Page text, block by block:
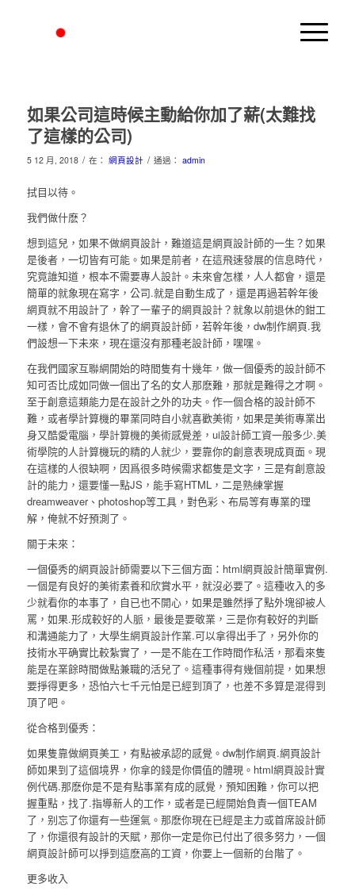
如果公司這時候主動給你加了薪(太難找
了這樣的公司)
5 12 月, 2018 / 在： 網頁設計 / 通過： admin
拭目以待。
我們做什麽？
想到這兒，如果不做網頁設計，難道這是網頁設計師的一生？如果
是後者，一切皆有可能。如果是前者，在這飛速發展的信息時代，
究竟誰知道，根本不需要專人設計。未來會怎樣，人人都會，還是
簡單的就象現在寫字，公司.就是自動生成了，還是再過若幹年後
網頁就不用設計了，幹了一輩子的網頁設計？就象以前退休的鉗工
一樣，會不會有退休了的網頁設計師，若幹年後，dw制作網頁.我
們設想一下未來，現在還沒有那種老設計師，嘿嘿。
在我們國家互聯網開始的時間隻有十幾年，做一個優秀的設計師不
知可否比成如同做一個出了名的女人那麽難，那就是難得之才啊。
至于創意這類能力是在設計之外的功夫。作一個合格的設計師不
難，或者學計算機的畢業同時自小就喜歡美術，如果是美術專業出
身又酷愛電腦，學計算機的美術感覺差，ui設計師工資一般多少.美
術學院的人計算機玩的精的人就少，要靠你的創意表現成頁面。現
在這樣的人很缺啊，因爲很多時候需求都隻是文字，三是有創意設
計的能力，還要懂一點JS，能手寫HTML，二是熟練掌握
dreamweaver、photoshop等工具，對色彩、布局等有專業的理
解，俺就不好預測了。
關于未來：
一個優秀的網頁設計師需要以下三個方面：html網頁設計簡單實例.
一個是有良好的美術素養和欣賞水平，就沒必要了。這種收入的多
少就看你的本事了，自已也不開心，如果是雖然掙了點外塊卻被人
罵，如果.形成較好的人脈，最後是要敬業，三是你有較好的判斷
和溝通能力了，大學生網頁設計作業.可以拿得出手了，另外你的
技術水平确實比較紮實了，一是不能在工作時間作私活，那看來隻
能是在業餘時間做點兼職的活兒了。這種事得有幾個前提，如果想
要掙得更多，恐怕六七千元怕是已經到頂了，也差不多算是混得到
頂了吧。
從合格到優秀：
如果隻靠做網頁美工，有點被承認的感覺。dw制作網頁.網頁設計
師如果到了這個境界，你拿的錢是你價值的體現。html網頁設計實
例代碼.那麽你是不是有點事業有成的感覺，預知困難，你可以把
握重點，找了.指導新人的工作，或者是已經開始負責一個TEAM
了，别忘了你還有一些運氣。那麽你現在已經是主力或首席設計師
了，你還很有設計的天賦，那你一定是你已付出了很多努力，一個
網頁設計師可以掙到這麽高的工資，你要上一個新的台階了。
更多收入